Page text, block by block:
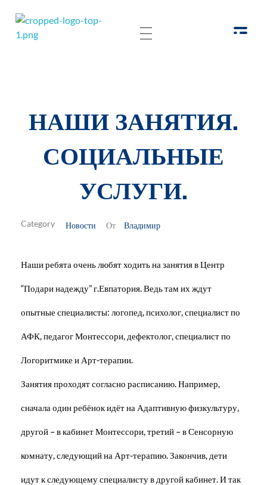
НАШИ ЗАНЯТИЯ.
СОЦИАЛЬНЫЕ
УСЛУГИ.
От Владимир
Новости
Наши ребята очень любят ходить на занятия в Центр
“Подари надежду” г.Евпатория. Ведь там их ждут
опытные специалисты: логопед, психолог, специалист по
АФК, педагог Монтессори, дефектолог, специалист по
Логоритмике и Арт-терапии.
Занятия проходят согласно расписанию. Например,
сначала один ребёнок идёт на Адаптивную физкультуру,
другой – в кабинет Монтессори, третий – в Сенсорную
комнату, следующий на Арт-терапию. Закончив, дети
идут к следующему специалисту в другой кабинет. И так